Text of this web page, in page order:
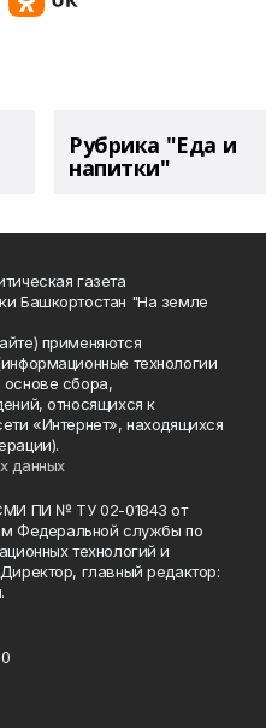
Рубрика "Еда и
напитки"
газета
Башкортостан "На земле
применяются
технологии
сбора,
относящихся к
«Интернет», находящихся
данных
ПИ № ТУ 02-01843 от
Федеральной службы по
технологий и
главный редактор: